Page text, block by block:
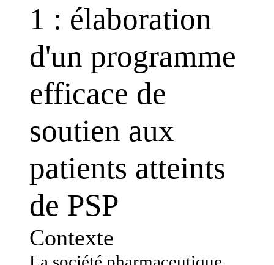
1 : élaboration
d'un programme
efficace de
soutien aux
patients atteints
de PSP
Contexte